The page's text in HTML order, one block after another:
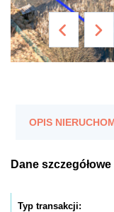
OPIS
Dane szczegółowe
Typ transakcji: